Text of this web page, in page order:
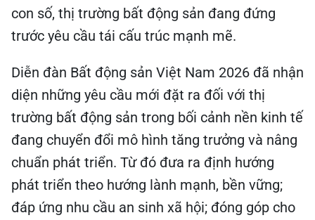
con số, thị trường bất động sản đang đứng
trước yêu cầu tái cấu trúc mạnh mẽ.
Diễn đàn Bất động sản Việt Nam 2026 đã nhận
diện những yêu cầu mới đặt ra đối với thị
trường bất động sản trong bối cảnh nền kinh tế
đang chuyển đổi mô hình tăng trưởng và nâng
chuẩn phát triển. Từ đó đưa ra định hướng
phát triển theo hướng lành mạnh, bền vững;
đáp ứng nhu cầu an sinh xã hội; đóng góp cho